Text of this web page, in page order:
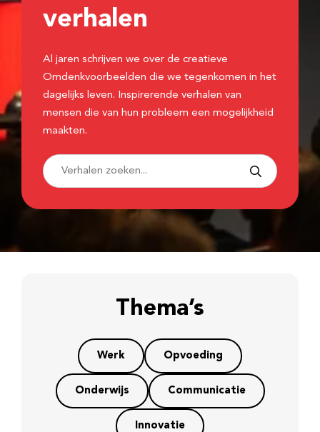
verhalen
Al jaren schrijven we over de creatieve
Omdenkvoorbeelden die we tegenkomen in het
dagelijks leven. Inspirerende verhalen van
mensen die van hun probleem een mogelijkheid
maakten.
Thema’s
Werk Opvoeding
Onderwijs Communicatie
Innovatie